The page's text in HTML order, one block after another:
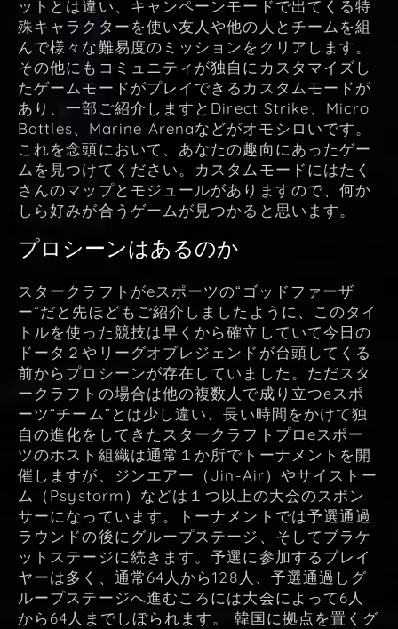
ットとは違い、キャンペーンモードで出てくる特
殊キャラクターを使い友人や他の人とチームを組
んで様々な難易度のミッションをクリアします。
その他にもコミュニティが独自にカスタマイズし
たゲームモードがプレイできるカスタムモードが
あり、一部ご紹介しますとDirect Strike、Micro
Battles、Marine Arenaなどがオモシロいです。
これを念頭において、あなたの趣向にあったゲー
ムを見つけてください。カスタムモードにはたく
さんのマップとモジュールがありますので、何か
しら好みが合うゲームが見つかると思います。
プロシーンはあるのか
スタークラフトがeスポーツの“ゴッドファーザ
ー”だと先ほどもご紹介しましたように、このタイ
トルを使った競技は早くから確立していて今日の
ドータ２やリーグオブレジェンドが台頭してくる
前からプロシーンが存在していました。ただスタ
ークラフトの場合は他の複数人で成り立つeスポ
ーツ“チーム”とは少し違い、長い時間をかけて独
自の進化をしてきたスタークラフトプロeスポー
ツのホスト組織は通常１か所でトーナメントを開
催しますが、ジンエアー（Jin-Air）やサイストー
ム（Psystorm）などは１つ以上の大会のスポン
サーになっています。トーナメントでは予選通過
ラウンドの後にグループステージ、そしてブラケ
ットステージに続きます。予選に参加するプレイ
ヤーは多く、通常64人から128人、予選通過しグ
ループステージへ進むころには大会によって6人
から64人までしぼられます。 韓国に拠点を置くグ